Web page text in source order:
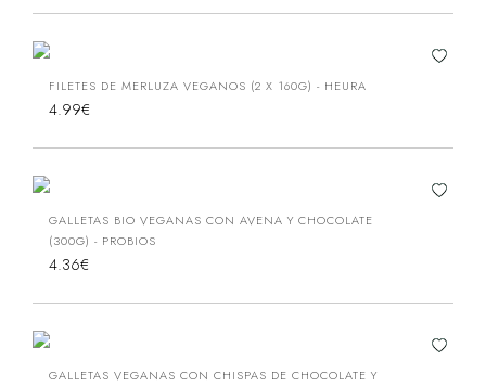
FILETES DE MERLUZA VEGANOS (2 X 160G) - HEURA
4.99€
GALLETAS BIO VEGANAS CON AVENA Y CHOCOLATE
(300G) - PROBIOS
4.36€
GALLETAS VEGANAS CON CHISPAS DE CHOCOLATE Y